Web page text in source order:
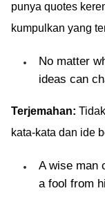
punya quotes
kumpulkan yang
No matter
ideas can
Terjemahan:
kata-kata dan ide
A wise man
a fool from